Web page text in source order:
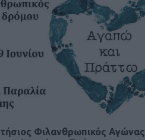
Φιλανθρωπικός Αγώνας